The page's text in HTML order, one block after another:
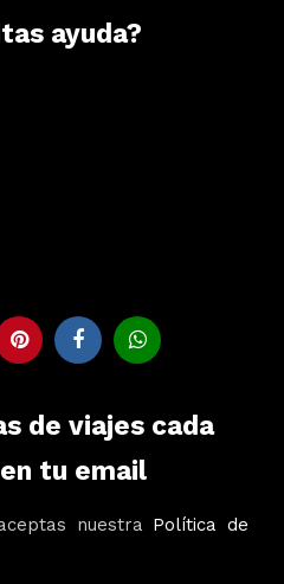
ayuda?
de viajes cada
tu email
nuestra Política de